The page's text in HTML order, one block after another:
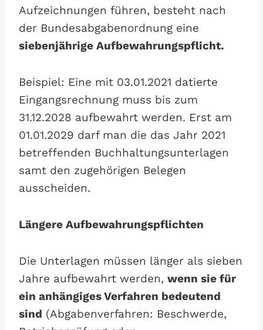
Aufzeichnungen führen, besteht nach
der Bundesabgabenordnung eine
siebenjährige Aufbewahrungspflicht.
Beispiel: Eine mit 03.01.2021 datierte
Eingangsrechnung muss bis zum
31.12.2028 aufbewahrt werden. Erst am
01.01.2029 darf man die das Jahr 2021
betreffenden Buchhaltungsunterlagen
samt den zugehörigen Belegen
ausscheiden.
Längere Aufbewahrungspflichten
Die Unterlagen müssen länger als sieben
Jahre aufbewahrt werden, wenn sie für
ein anhängiges Verfahren bedeutend
sind (Abgabenverfahren: Beschwerde,